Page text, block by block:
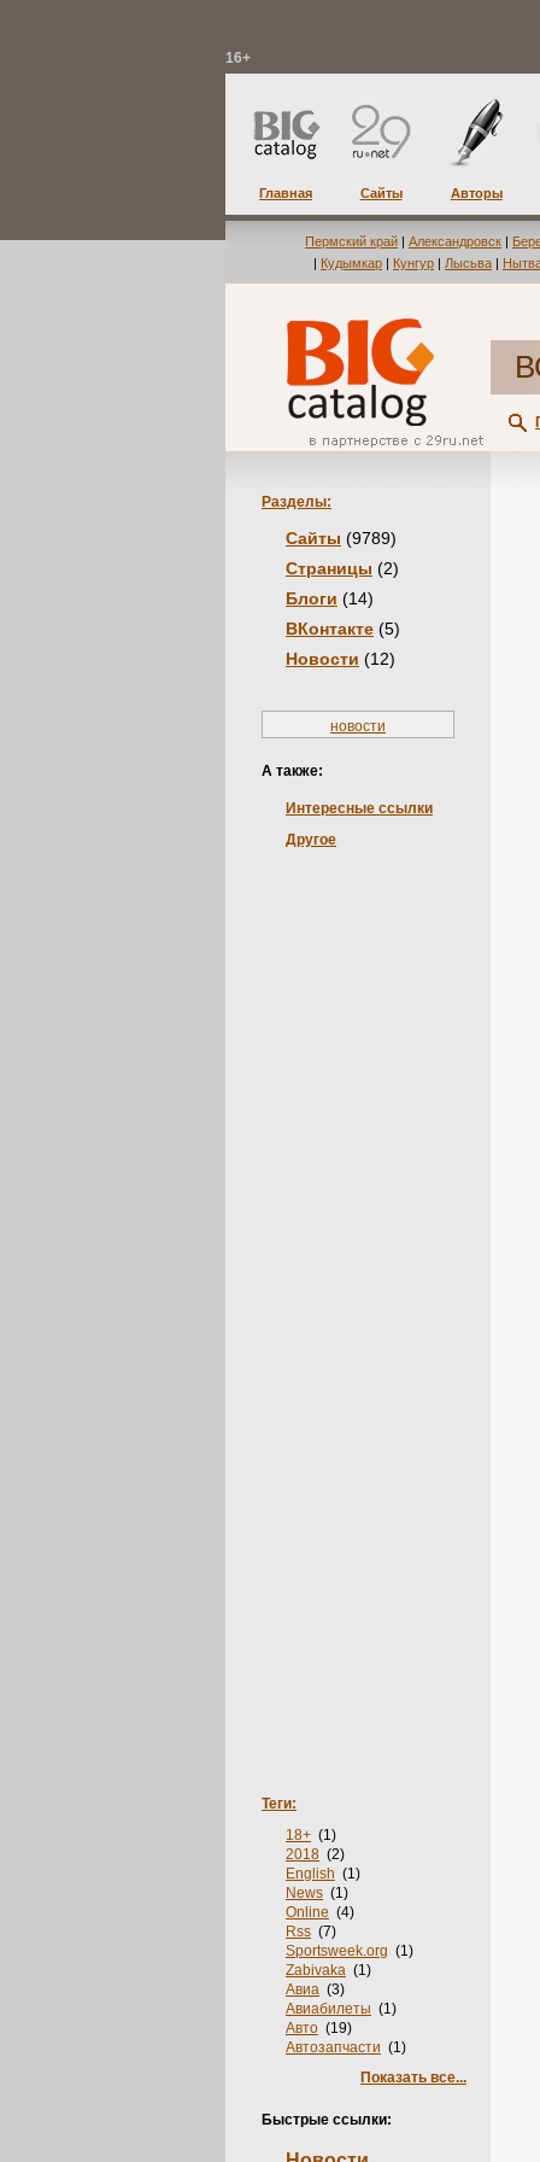
16+
Главная Сайты Авторы
Пермский край | Александровск |
| Кудымкар | Кунгур | Лысьва |
Разделы:
Сайты (9789)
Страницы (2)
Блоги (14)
ВКонтакте (5)
Новости (12)
новости
А также:
Интересные ссылки
Другое
Теги:
18+ (1)
2018 (2)
English (1)
News (1)
Online (4)
Rss (7)
Sportsweek.org (1)
Zabivaka (1)
Авиа (3)
Авиабилеты (1)
Авто (19)
Автозапчасти (1)
(1)
Аксессуары(2)
Показать все...
Быстрые ссылки: